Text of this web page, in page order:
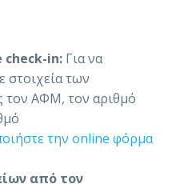
check-in: Για να
στοιχεία των
τον ΑΦΜ, τον αριθμό
την online φόρμα
από τον